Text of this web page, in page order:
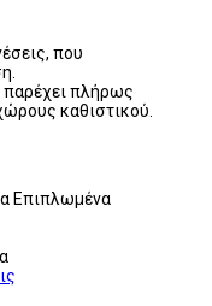
που
πλήρως
καθιστικού.
Επιπλωμένα